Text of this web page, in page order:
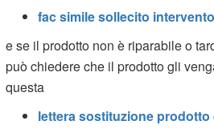
fac simile sollecito
e se il prodotto non è riparabile o
può chiedere che il prodotto gli
questa
lettera sostituzione